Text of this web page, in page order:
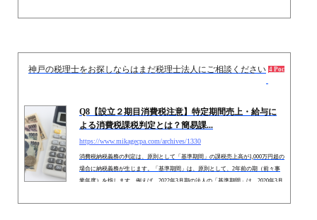
神戸の税理士をお探しならはまだ税理士法人にご相談ください 4 Pockets
Q8【設立２期目消費税注意】特定期間売上・給与に
よる消費税課税判定とは？簡易課...
https://www.mikagecpa.com/archives/1330
消費税納税義務の判定は、原則として「基準期間」の課税売上高が1,000万円超の
場合に納税義務が生じます。「基準期間」は、原則として、2年前の期（前々事
業年度）を指します。例えば、2022年3月期の法人の「基準期間」は、2020年3月
に、「特定期間」 の課税売上高等が1,000万円を超える場合には、納税義務が免